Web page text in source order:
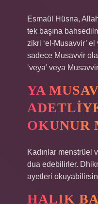
Esmaül Hüsna,
tek başına
zikri ‘el-Musavvir’
sadece Musavvir
‘veya’ veya
YA
OKUNUR
Kadınlar menstrüel
dua edebilirler.
ayetleri
HALIK